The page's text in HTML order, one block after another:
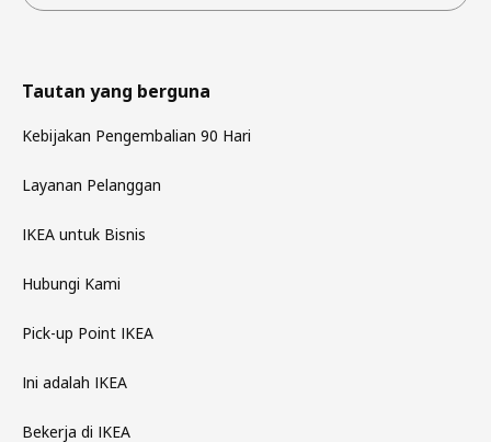
Tautan yang berguna
Kebijakan Pengembalian 90 Hari
Layanan Pelanggan
IKEA untuk Bisnis
Hubungi Kami
Pick-up Point IKEA
Ini adalah IKEA
Bekerja di IKEA